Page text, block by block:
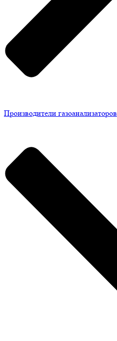
Производители газоанализаторов